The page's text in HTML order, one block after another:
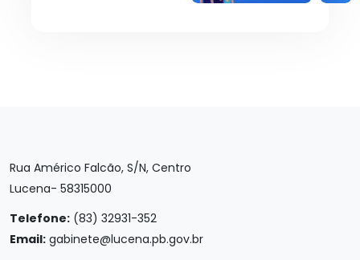
Rua Américo Falcão, S/N, Centro
Lucena- 58315000
Telefone: (83) 32931-352
Email: gabinete@lucena.pb.gov.br